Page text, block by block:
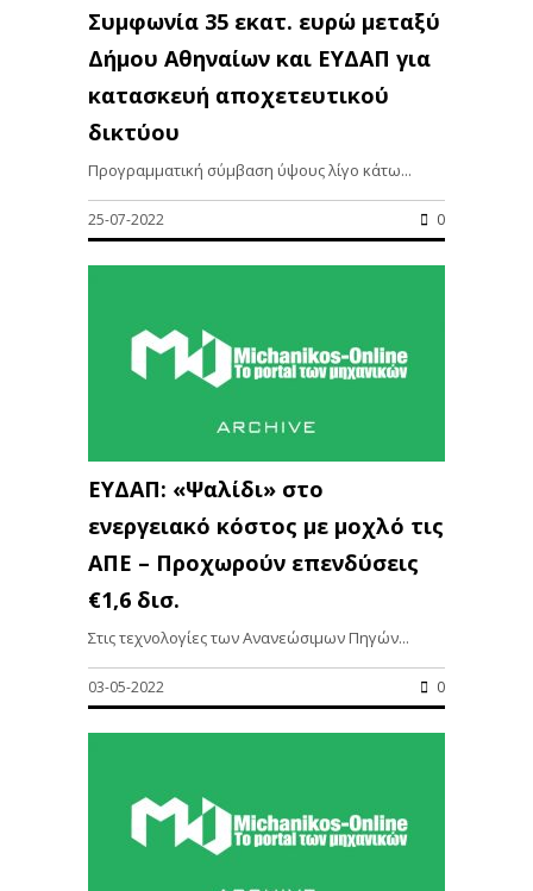
Συμφωνία 35 εκατ. ευρώ μεταξύ
Δήμου Αθηναίων και ΕΥΔΑΠ για
κατασκευή αποχετευτικού
δικτύου
Προγραμματική σύμβαση ύψους λίγο κάτω...
25-07-2022 0
ΕΥΔΑΠ: «Ψαλίδι» στο
ενεργειακό κόστος με μοχλό τις
ΑΠΕ – Προχωρούν επενδύσεις
€1,6 δισ.
Στις τεχνολογίες των Aνανεώσιμων Πηγών...
03-05-2022 0